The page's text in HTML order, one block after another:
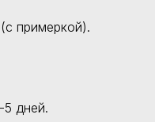
примеркой).
дней.